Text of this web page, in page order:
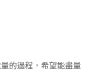
量的過程，希望能盡量